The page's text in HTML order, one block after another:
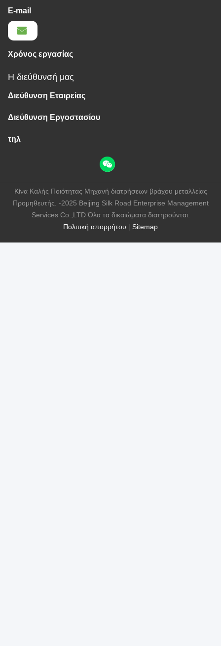
E-mail
Χρόνος εργασίας
Η διεύθυνσή μας
Διεύθυνση Εταιρείας
Διεύθυνση Εργοστασίου
τηλ
Πολιτική απορρήτου | Sitemap
Κίνα Καλής Ποιότητας Μηχανή διατρήσεων βράχου μεταλλείας
Προμηθευτής. -2025 Beijing Silk Road Enterprise Management
Services Co.,LTD Όλα τα δικαιώματα διατηρούνται.